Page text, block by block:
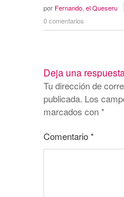
por Fernando, el Queseru
0 comentarios
Deja una
Tu dirección de
publicada. Los
marcados con*
Comentario*